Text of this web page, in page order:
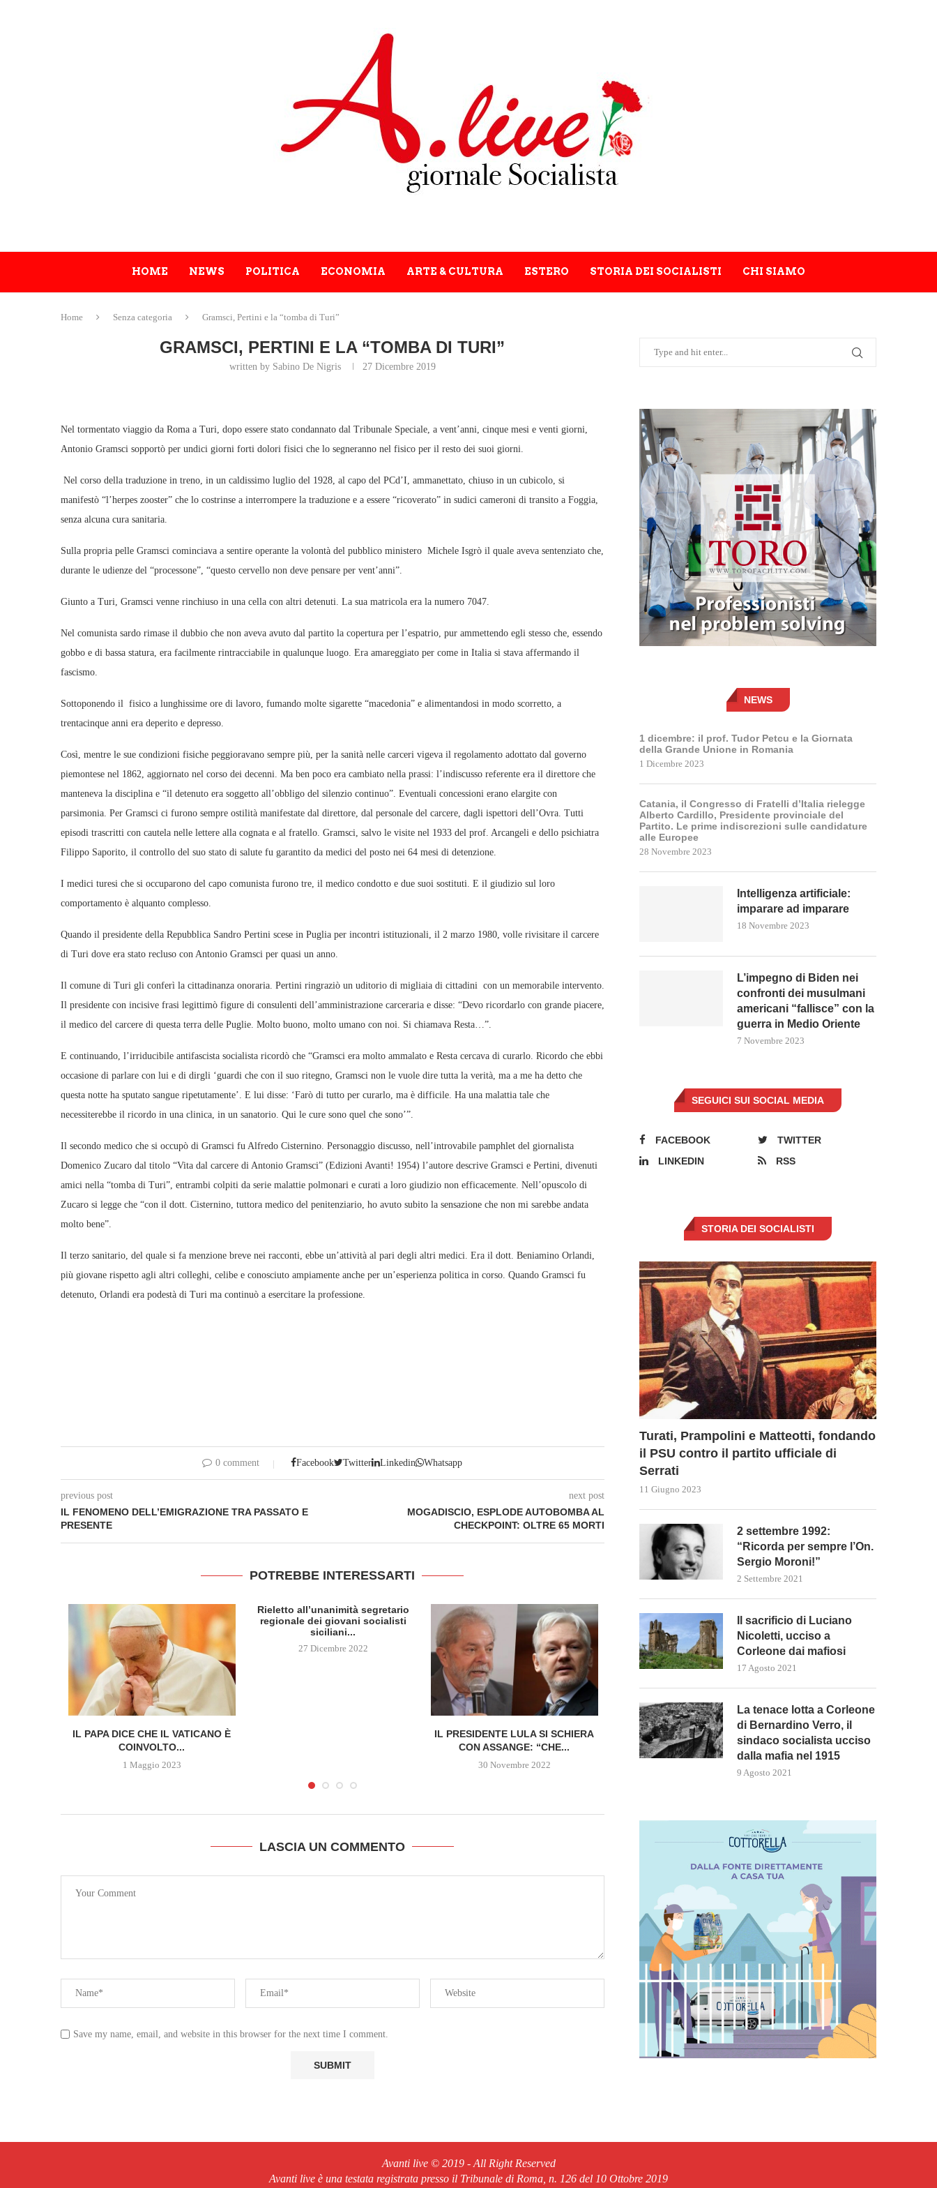
HOME NEWS POLITICA ECONOMIA ARTE & CULTURA ESTERO STORIA DEI SOCIALISTI CHI SIAMO
Home Senza categoria Gramsci, Pertini e la “tomba di Turi”
GRAMSCI, PERTINI E LA “TOMBA DI TURI”
written by Sabino De Nigris 27 Dicembre 2019
Nel tormentato viaggio da Roma a Turi, dopo essere stato condannato dal Tribunale Speciale, a vent’anni, cinque mesi e venti giorni,
Antonio Gramsci sopportò per undici giorni forti dolori fisici che lo segneranno nel fisico per il resto dei suoi giorni.
Nel corso della traduzione in treno, in un caldissimo luglio del 1928, al capo del PCd’I, ammanettato, chiuso in un cubicolo, si
manifestò “l’herpes zooster” che lo costrinse a interrompere la traduzione e a essere “ricoverato” in sudici cameroni di transito a Foggia,
senza alcuna cura sanitaria.
Sulla propria pelle Gramsci cominciava a sentire operante la volontà del pubblico ministero Michele Isgrò il quale aveva sentenziato che,
durante le udienze del “processone”, “questo cervello non deve pensare per vent’anni”.
Giunto a Turi, Gramsci venne rinchiuso in una cella con altri detenuti. La sua matricola era la numero 7047.
Nel comunista sardo rimase il dubbio che non aveva avuto dal partito la copertura per l’espatrio, pur ammettendo egli stesso che, essendo
gobbo e di bassa statura, era facilmente rintracciabile in qualunque luogo. Era amareggiato per come in Italia si stava affermando il
fascismo.
Sottoponendo il fisico a lunghissime ore di lavoro, fumando molte sigarette “macedonia” e alimentandosi in modo scorretto, a
trentacinque anni era deperito e depresso.
Così, mentre le sue condizioni fisiche peggioravano sempre più, per la sanità nelle carceri vigeva il regolamento adottato dal governo
piemontese nel 1862, aggiornato nel corso dei decenni. Ma ben poco era cambiato nella prassi: l’indiscusso referente era il direttore che
manteneva la disciplina e “il detenuto era soggetto all’obbligo del silenzio continuo”. Eventuali concessioni erano elargite con
parsimonia. Per Gramsci ci furono sempre ostilità manifestate dal direttore, dal personale del carcere, dagli ispettori dell’Ovra. Tutti
episodi trascritti con cautela nelle lettere alla cognata e al fratello. Gramsci, salvo le visite nel 1933 del prof. Arcangeli e dello psichiatra
Filippo Saporito, il controllo del suo stato di salute fu garantito da medici del posto nei 64 mesi di detenzione.
I medici turesi che si occuparono del capo comunista furono tre, il medico condotto e due suoi sostituti. E il giudizio sul loro
comportamento è alquanto complesso.
Quando il presidente della Repubblica Sandro Pertini scese in Puglia per incontri istituzionali, il 2 marzo 1980, volle rivisitare il carcere
di Turi dove era stato recluso con Antonio Gramsci per quasi un anno.
Il comune di Turi gli conferì la cittadinanza onoraria. Pertini ringraziò un uditorio di migliaia di cittadini con un memorabile intervento.
Il presidente con incisive frasi legittimò figure di consulenti dell’amministrazione carceraria e disse: “Devo ricordarlo con grande piacere,
il medico del carcere di questa terra delle Puglie. Molto buono, molto umano con noi. Si chiamava Resta…”.
E continuando, l’irriducibile antifascista socialista ricordò che “Gramsci era molto ammalato e Resta cercava di curarlo. Ricordo che ebbi
occasione di parlare con lui e di dirgli ‘guardi che con il suo ritegno, Gramsci non le vuole dire tutta la verità, ma a me ha detto che
questa notte ha sputato sangue ripetutamente’. E lui disse: ‘Farò di tutto per curarlo, ma è difficile. Ha una malattia tale che
necessiterebbe il ricordo in una clinica, in un sanatorio. Qui le cure sono quel che sono’”.
Il secondo medico che si occupò di Gramsci fu Alfredo Cisternino. Personaggio discusso, nell’introvabile pamphlet del giornalista
Domenico Zucaro dal titolo “Vita dal carcere di Antonio Gramsci” (Edizioni Avanti! 1954) l’autore descrive Gramsci e Pertini, divenuti
amici nella “tomba di Turi”, entrambi colpiti da serie malattie polmonari e curati a loro giudizio non efficacemente. Nell’opuscolo di
Zucaro si legge che “con il dott. Cisternino, tuttora medico del penitenziario, ho avuto subito la sensazione che non mi sarebbe andata
molto bene”.
Il terzo sanitario, del quale si fa menzione breve nei racconti, ebbe un’attività al pari degli altri medici. Era il dott. Beniamino Orlandi,
più giovane rispetto agli altri colleghi, celibe e conosciuto ampiamente anche per un’esperienza politica in corso. Quando Gramsci fu
detenuto, Orlandi era podestà di Turi ma continuò a esercitare la professione.
0 comment Facebook Twitter Linkedin Whatsapp
previous post
IL FENOMENO DELL’EMIGRAZIONE TRA PASSATO E
PRESENTE
next post
MOGADISCIO, ESPLODE AUTOBOMBA AL
CHECKPOINT: OLTRE 65 MORTI
POTREBBE INTERESSARTI
IL PAPA DICE CHE IL VATICANO È
COINVOLTO...
1 Maggio 2023
Rieletto all’unanimità segretario
regionale dei giovani socialisti
siciliani...
27 Dicembre 2022
IL PRESIDENTE LULA SI SCHIERA
CON ASSANGE: “CHE...
30 Novembre 2022
PRIME RICETTE DAL GOVERNO
MELONI PER IL CARO...
L’ARMA PIÙ POTENTE DI
CONTRO L’UE È...
LASCIA UN COMMENTO
Save my name, email, and website in this browser for the next time I comment.
NEWS
1 dicembre: il prof. Tudor Petcu e la Giornata
della Grande Unione in Romania
1 Dicembre 2023
Catania, il Congresso di Fratelli d’Italia rielegge
Alberto Cardillo, Presidente provinciale del
Partito. Le prime indiscrezioni sulle candidature
alle Europee
28 Novembre 2023
Intelligenza artificiale:
imparare ad imparare
18 Novembre 2023
L’impegno di Biden nei
confronti dei musulmani
americani “fallisce” con la
guerra in Medio Oriente
7 Novembre 2023
SEGUICI SUI SOCIAL MEDIA
FACEBOOK
TWITTER
LINKEDIN
RSS
STORIA DEI SOCIALISTI
Turati, Prampolini e Matteotti, fondando
il PSU contro il partito ufficiale di
Serrati
11 Giugno 2023
2 settembre 1992:
“Ricorda per sempre l’On.
Sergio Moroni!”
2 Settembre 2021
Il sacrificio di Luciano
Nicoletti, ucciso a
Corleone dai mafiosi
17 Agosto 2021
La tenace lotta a Corleone
di Bernardino Verro, il
sindaco socialista ucciso
dalla mafia nel 1915
9 Agosto 2021
Avanti live © 2019 - All Right Reserved
Avanti live è una testata registrata presso il Tribunale di Roma, n. 126 del 10 Ottobre 2019